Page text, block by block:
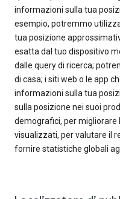
informazioni sulla tua
esempio, potremmo
tua posizione
esatta dal tuo dispositivo
dalle query di ricerca;
di casa; i siti web o le app
informazioni sulla tua
sulla posizione nei suoi
demografici, per migliorare
visualizzati, per valutare il
fornire statistiche globali